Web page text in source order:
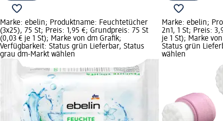
Marke: ebelin; Produktname: Feuchtetücher
(3x25), 75 St; Preis: 1,95 €; Grundpreis: 75 St
(0,03 € je 1 St); Marke von dm Grafik;
Verfügbarkeit: Status grün Lieferbar, Status
grau dm-Markt wählen
Marke: ebelin;
2n1, 1 St; Preis:
je 1 St); Marke
Status grün
wählen